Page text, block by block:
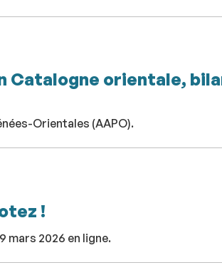
Catalogne orientale,
Orientales (AAPO).
!
mars 2026 en ligne.